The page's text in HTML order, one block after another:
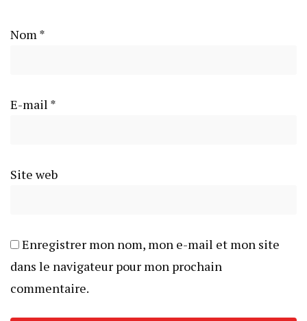
Nom *
E-mail *
Site web
Enregistrer mon nom, mon e-mail et mon site
dans le navigateur pour mon prochain
commentaire.